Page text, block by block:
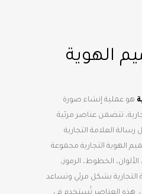
الهوية
هو عملية إنشاء صورة
تتضمن عناصر مرئية
العلامة التجارية
التجارية مجموعة
الخطوط، الرموز،
التجارية بشكل مرئي وتساعد